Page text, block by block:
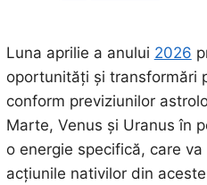
Luna aprilie a anului 2026
oportunități și transformări
conform previziunilor
Marte, Venus și Uranus în
o energie specifică, care
acțiunile nativilor din